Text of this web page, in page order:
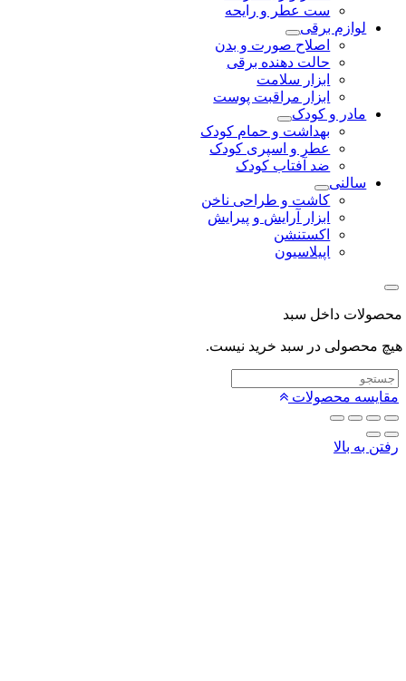
ست عطر و رایحه
لوازم برقی
اصلاح صورت و بدن
حالت دهنده برقی
ابزار سلامت
ابزار مراقبت پوست
مادر و کودک
بهداشت و حمام کودک
عطر و اسپری کودک
ضد آفتاب کودک
سالنی
کاشت و طراحی ناخن
ابزار آرایش و پیرایش
اکستنشن
اپیلاسیون
داخل سبد
در سبد خرید نیست.
محصولات
به بالا